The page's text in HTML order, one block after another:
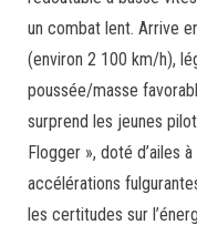
un combat lent. Arrive
(environ 2 100 km/h),
poussée/masse
surprend les jeunes
Flogger », doté d’ailes
accélérations
les certitudes sur